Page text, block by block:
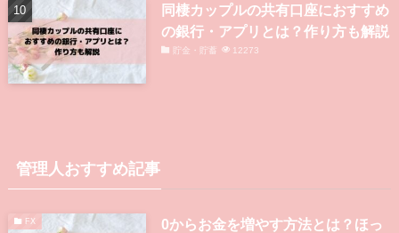
同棲カップルの共有口座におすすめ
の銀行・アプリとは？作り方も解説
貯金・貯蓄 12273
管理人おすすめ記事
FX
0からお金を増やす方法とは？ほっ